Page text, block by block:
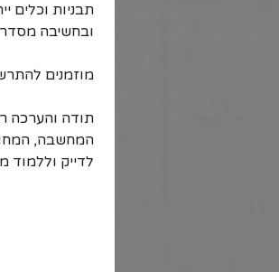
תבניות וכלים
ובחשיבה
מוזמנים
תודה והערכה
המחשבה,
לדייק וללמוד